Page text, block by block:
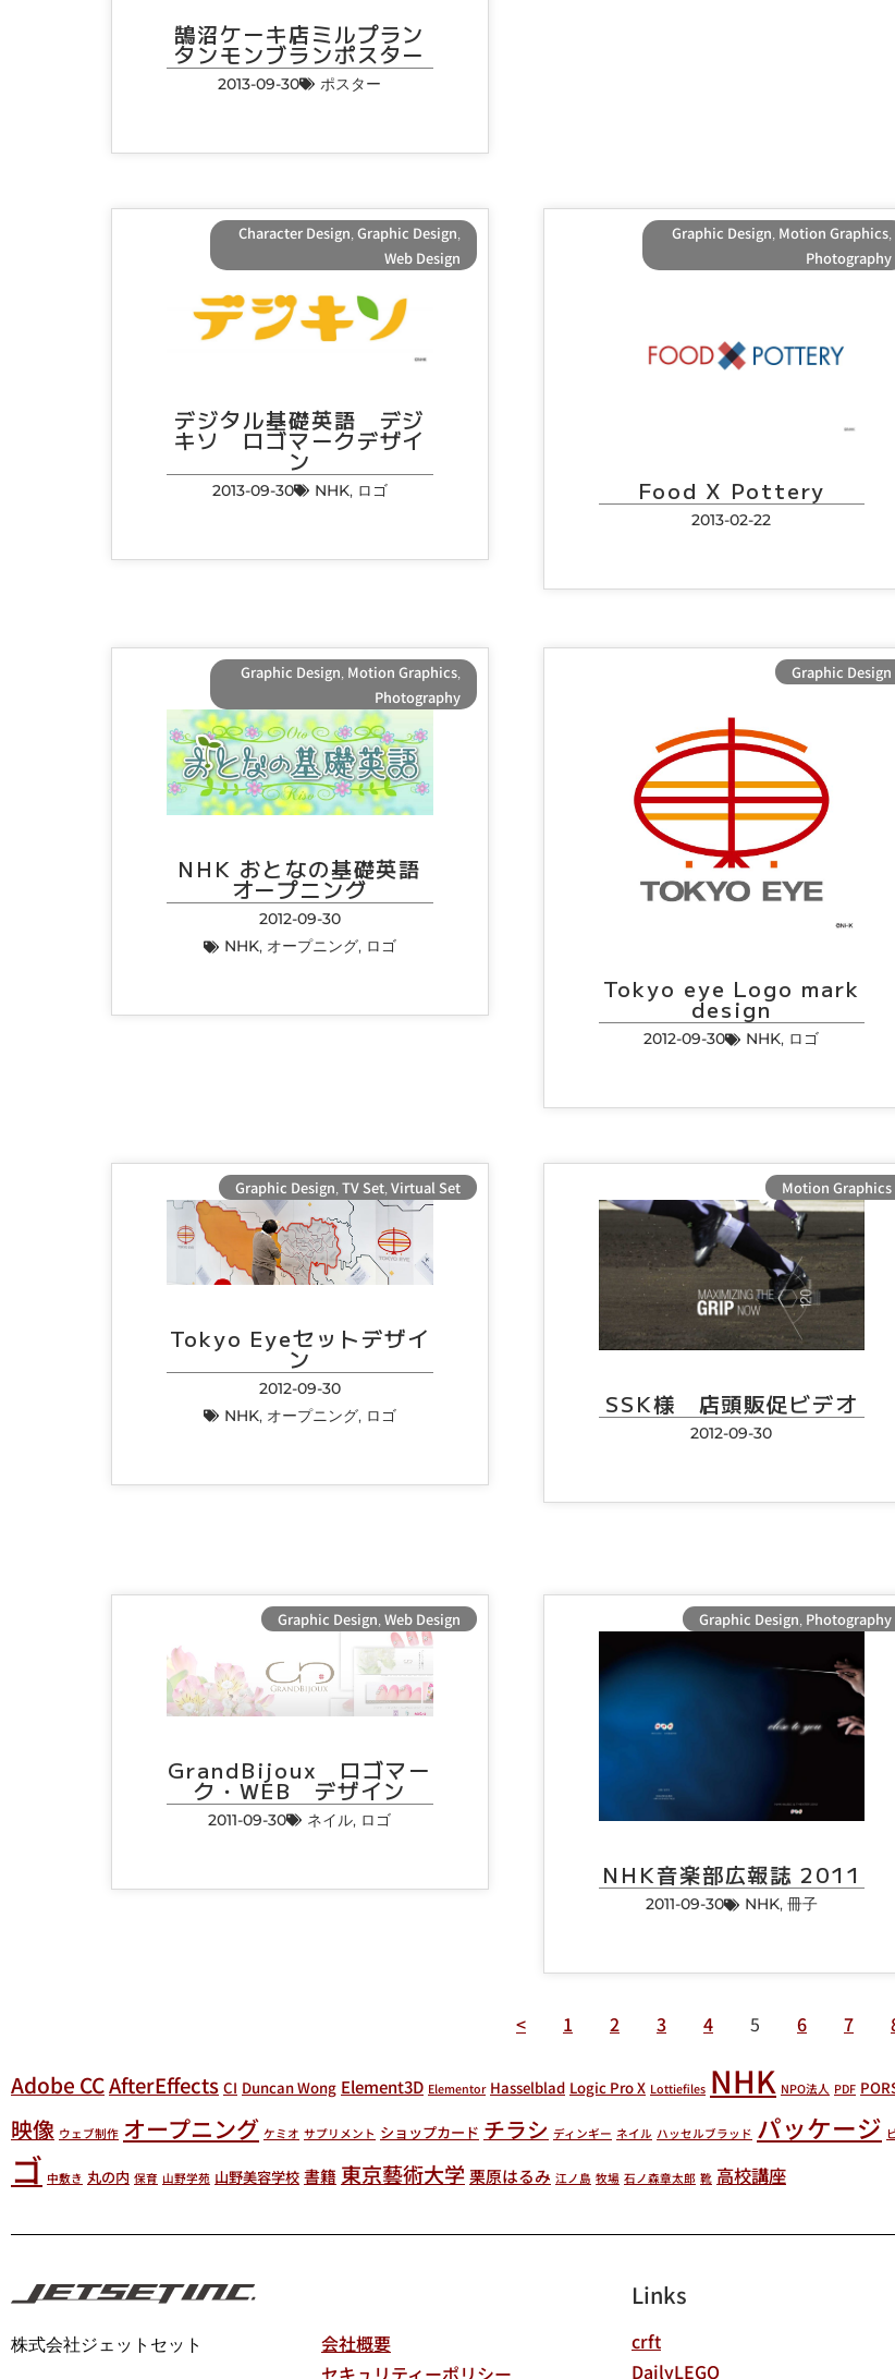
鵠沼ケーキ店ミルプラン
タンモンブランポスター
2013-09-30 ポスター
Character Design,Graphic Design,
Web Design
デジタル基礎英語 デジ
キソ ロゴマークデザイ
ン
2013-09-30 NHK, ロゴ
Graphic Design, Motion Graphics,
Photography
Food X Pottery
2013-02-22
Graphic Design, Motion Graphics,
Photography
NHK おとなの基礎英語
オープニング
2012-09-30
NHK, オープニング, ロゴ
Graphic Design
Tokyo eye Logo mark
design
2012-09-30 NHK, ロゴ
Graphic Design,TV Set,Virtual Set
Tokyo Eyeセットデザイ
ン
2012-09-30
NHK, オープニング, ロゴ
Motion Graphics
SSK様 店頭販促ビデオ
2012-09-30
Graphic Design,Web Design
GrandBijoux ロゴマー
ク・WEB デザイン
2011-09-30 ネイル, ロゴ
Graphic Design, Photography
NHK音楽部広報誌 2011
2011-09-30 NHK, 冊子
< 1 2 3 4 5 6 7
Adobe CCAfterEffects CI Duncan Wong Element3D Elementor Hasselblad Logic Pro X Lottiefiles NHK NPO法人 PDF
映像 ウェブ制作 オープニング ケミオ サプリメント ショップカード チラシ ディンギー ネイル ハッセルブラッド パッケージ
ゴ 中敷き 丸の内 保育 山野学苑 山野美容学校 書籍 東京藝術大学栗原はるみ 江ノ島 牧場 石ノ森章太郎 靴 高校講座
株式会社ジェットセット
会社概要
Links
crft
DailyLEGO